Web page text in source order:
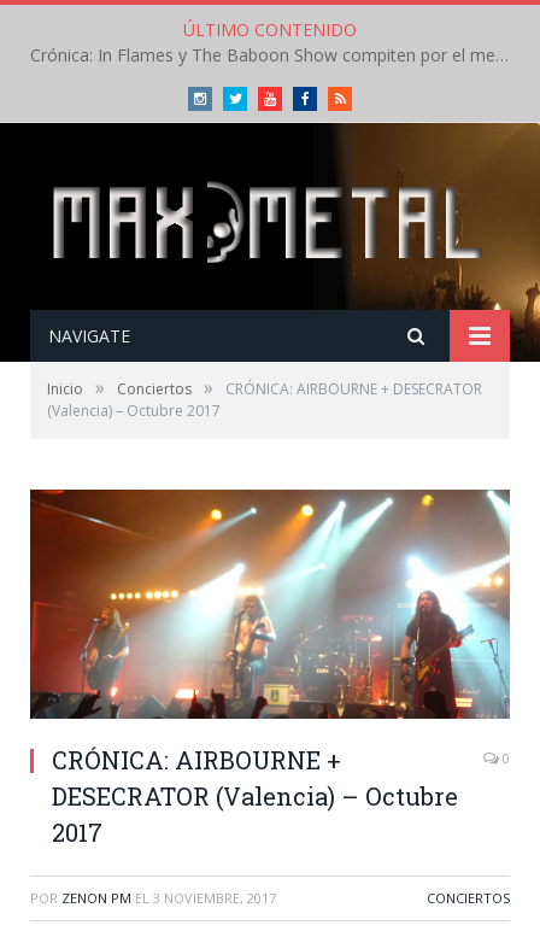
ÚLTIMO CONTENIDO
Crónica: In Flames y The Baboon Show compiten por el mejor concierto del día en el Leyendas del Rock – Viernes – Agosto 2026
InstagramTwitterYoutubeFacebookRSS
NAVIGATE
Inicio » Conciertos »
CRÓNICA: AIRBOURNE + DESECRATOR
(Valencia) – Octubre 2017
CRÓNICA: AIRBOURNE +
DESECRATOR (Valencia) – Octubre
2017
0
POR ZENON PM EL 3 NOVIEMBRE, 2017 CONCIERTOS